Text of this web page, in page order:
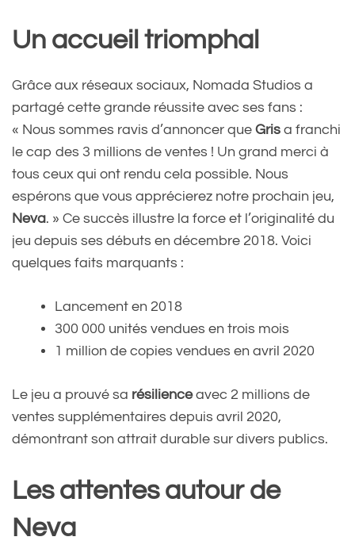
Un accueil triomphal
Grâce aux réseaux sociaux, Nomada Studios a
partagé cette grande réussite avec ses fans :
« Nous sommes ravis d’annoncer que Gris a franchi
le cap des 3 millions de ventes ! Un grand merci à
tous ceux qui ont rendu cela possible. Nous
espérons que vous apprécierez notre prochain jeu,
Neva. » Ce succès illustre la force et l’originalité du
jeu depuis ses débuts en décembre 2018. Voici
quelques faits marquants :
Lancement en 2018
300 000 unités vendues en trois mois
1 million de copies vendues en avril 2020
Le jeu a prouvé sa résilienceavec 2 millions de
ventes supplémentaires depuis avril 2020,
démontrant son attrait durable sur divers publics.
Les attentes autour de
Neva